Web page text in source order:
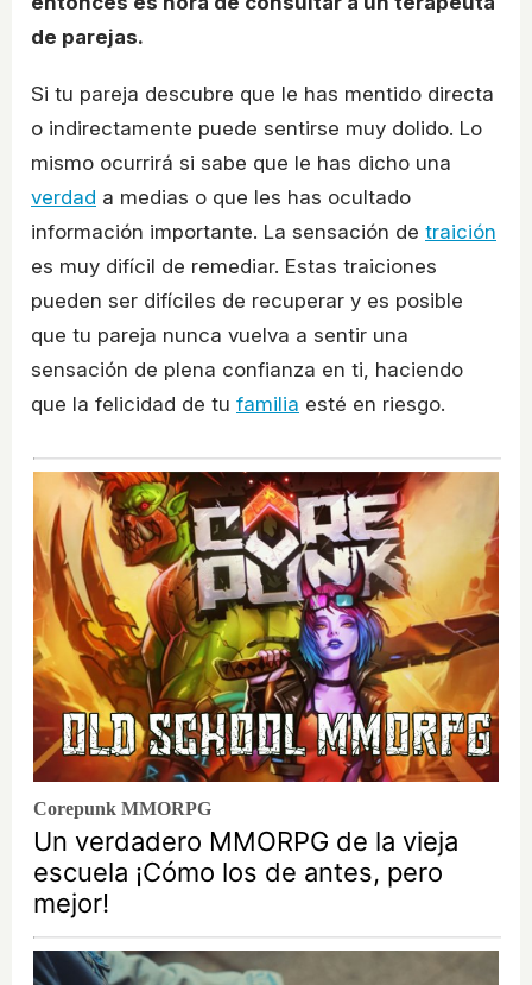
de parejas.
Si tu pareja descubre que le has mentido directa
o indirectamente puede sentirse muy dolido. Lo
mismo ocurrirá si sabe que le has dicho una
verdad a medias o que les has ocultado
información importante. La sensación de traición
es muy difícil de remediar. Estas traiciones
pueden ser difíciles de recuperar y es posible
que tu pareja nunca vuelva a sentir una
sensación de plena confianza en ti, haciendo
que la felicidad de tu familia esté en riesgo.
Corepunk MMORPG
Un verdadero MMORPG de la vieja
escuela ¡Cómo los de antes, pero
mejor!